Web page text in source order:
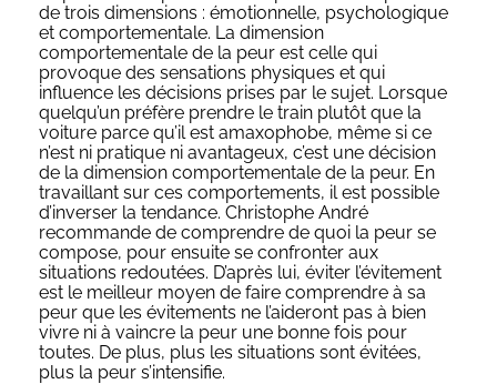
de trois dimensions : émotionnelle, psychologique
et comportementale. La dimension
comportementale de la peur est celle qui
provoque des sensations physiques et qui
influence les décisions prises par le sujet. Lorsque
quelqu’un préfère prendre le train plutôt que la
voiture parce qu’il est amaxophobe, même si ce
n’est ni pratique ni avantageux, c’est une décision
de la dimension comportementale de la peur. En
travaillant sur ces comportements, il est possible
d’inverser la tendance. Christophe André
recommande de comprendre de quoi la peur se
compose, pour ensuite se confronter aux
situations redoutées. D’après lui, éviter l’évitement
est le meilleur moyen de faire comprendre à sa
peur que les évitements ne l’aideront pas à bien
vivre ni à vaincre la peur une bonne fois pour
toutes. De plus, plus les situations sont évitées,
plus la peur s’intensifie.